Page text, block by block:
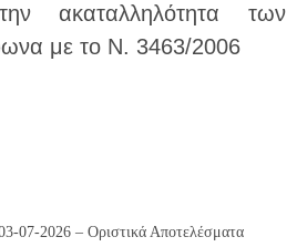
ακαταλληλότητα των
με το Ν. 3463/2006
07-2026 – Οριστικά Αποτελέσματα